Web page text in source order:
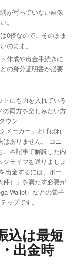
が写っていない画像
。
0倍なので、そのまま
のまま。
作成や出金手続きに
の身分証明書が必要
トにも力を入れている
の両方を楽しみたい方
ウン
メーカー」と呼ばれ
ありません。 コニ
、本記事で解説した内
ライフを送りましょ
出金するには、ボー
件）」を満たす必要が
Wallet」などの電子
ップです。
込は最短
出金時